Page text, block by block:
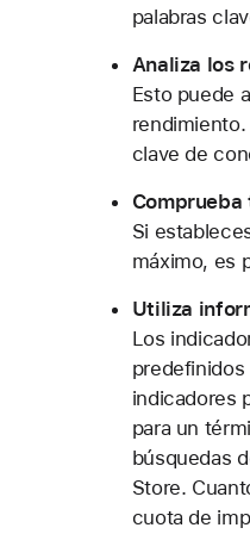
palabras
Analiza los
Esto puede
clave de
Si
máximo, es
Utiliza
Los
indicadores
para un
búsquedas
Store.
cuota de